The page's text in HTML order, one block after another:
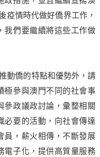
疫情時代做好僑界工作，
我們要繼續將這些工作做
僑的特點和優勢外，請
極參與澳門不同的社會事
參政議政討論，彙整相關
必要的活動，向社會傳達
員，薪火相傳，不斷發展
電子化，提供高質量服務